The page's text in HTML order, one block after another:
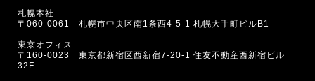
札幌本社
〒060-0061 札幌市中央区南1条西4-5-1 札幌大手町ビルB1
東京オフィス
〒160-0023 東京都新宿区西新宿7-20-1 住友不動産西新宿ビル
32F